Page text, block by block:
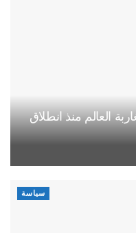
من مغاربة العالم منذ انطلاق
سياسة